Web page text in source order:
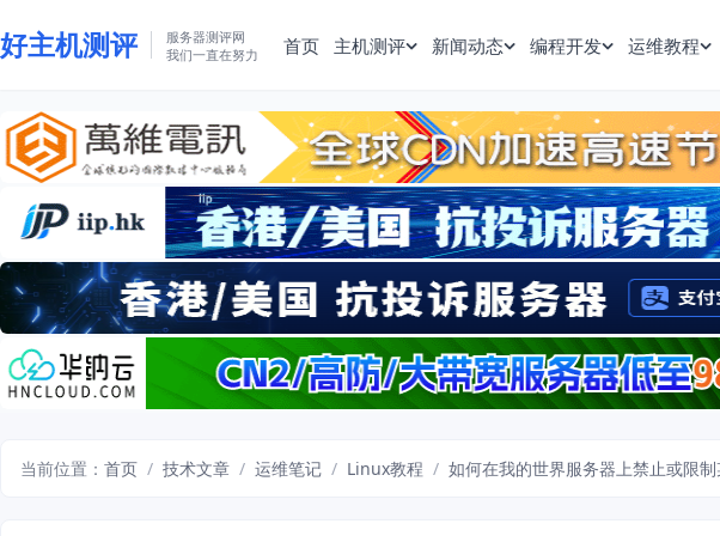
好主机测评
服务器测评网
我们一直在努力
首页 主机测评 新闻动态 编程开发 运维教程
当前位置： 首页 / 技术文章 / 运维笔记 / Linux教程 / 如何在我的世界服务器上禁止或限